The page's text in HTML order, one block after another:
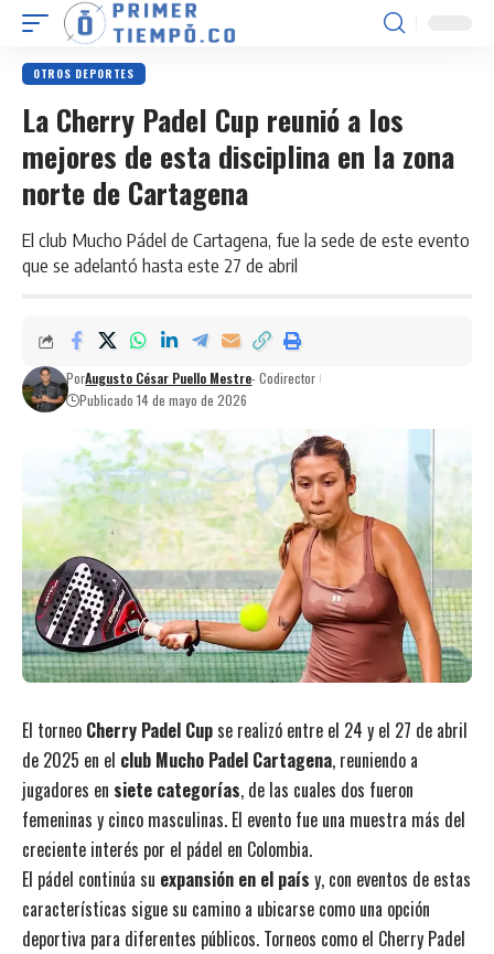
OTROS DEPORTES
La Cherry Padel Cup reunió a los
mejores de esta disciplina en la zona
norte de Cartagena
El club Mucho Pádel de Cartagena, fue la sede de este evento
que se adelantó hasta este 27 de abril
PorAugusto César Puello Mestre- Codirector
Publicado 14 de mayo de 2026
El torneo Cherry Padel Cupse realizó entre el 24 y el 27 de abril
de 2025 en el club Mucho Padel Cartagena, reuniendo a
jugadores en siete categorías, de las cuales dos fueron
femeninas y cinco masculinas. El evento fue una muestra más del
creciente interés por el pádel en Colombia.
El pádel continúa su expansión en el país y, con eventos de estas
características sigue su camino a ubicarse como una opción
deportiva para diferentes públicos. Torneos como el Cherry Padel